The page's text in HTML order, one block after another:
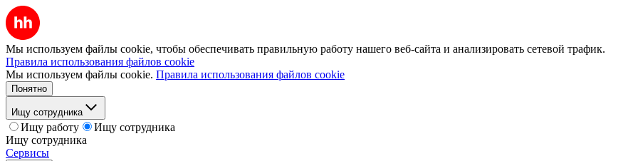
Мы используем файлы cookie, чтобы обеспечивать правильную работу нашего веб-сайта и анализировать сетевой трафик.
Правила использования файлов cookie
Мы используем файлы cookie. Правила использования файлов cookie
Понятно
Ищу сотрудника
Ищу работу
Ищу сотрудника
Ищу сотрудника
Сервисы